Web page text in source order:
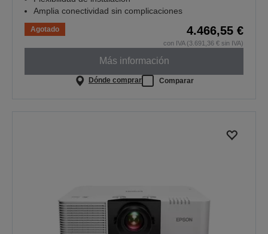
Amplia conectividad sin complicaciones
Agotado 4.466,55 €
con IVA (3.691,36 € sin IVA)
Más información
Dónde comprar Comparar